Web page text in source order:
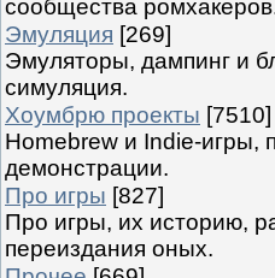
сообщества
Эмуляция [269]
Эмуляторы, дампинг и
симуляция.
Хоумбрю проекты [7510]
Homebrew и Indie-игры,
демонстрации.
Про игры [827]
Про игры, их историю,
переиздания оных.